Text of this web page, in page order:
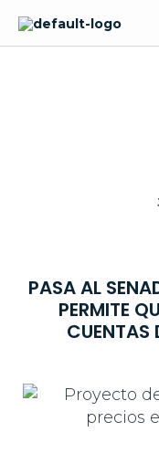
content
PASA AL
PERMITE
CUENTAS